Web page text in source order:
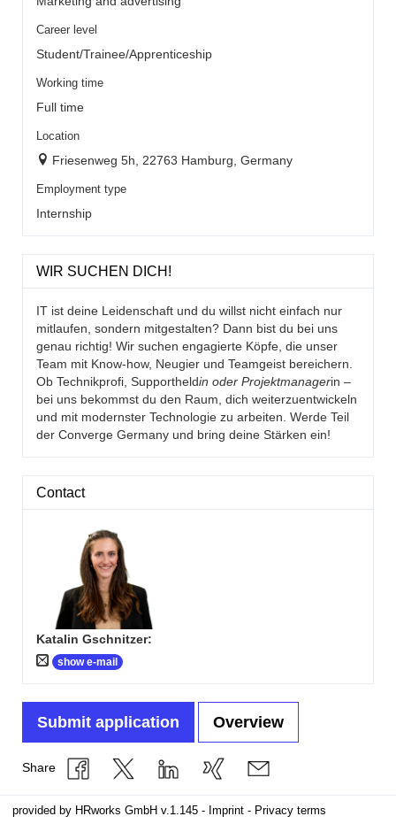
Career level
Student/Trainee/Apprenticeship
Working time
Full time
Location
Friesenweg 5h, 22763 Hamburg, Germany
Employment type
Internship
WIR SUCHEN DICH!
IT ist deine Leidenschaft und du willst nicht einfach nur
mitlaufen, sondern mitgestalten? Dann bist du bei uns
genau richtig! Wir suchen engagierte Köpfe, die unser
Team mit Know-how, Neugier und Teamgeist bereichern.
Ob Technikprofi, Supportheldin oder Projektmanagerin –
bei uns bekommst du den Raum, dich weiterzuentwickeln
und mit modernster Technologie zu arbeiten. Werde Teil
der Converge Germany und bring deine Stärken ein!
Contact
Katalin Gschnitzer:
show e-mail
Submit application Overview
Share
provided by HRworks GmbH v.1.145 - Imprint - Privacy terms